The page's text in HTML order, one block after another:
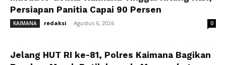
Persiapan Panitia Capai 90 Persen
KAIMANA redaksi - Agustus 6, 2026 0
Jelang HUT RI ke-81, Polres Kaimana Bagikan